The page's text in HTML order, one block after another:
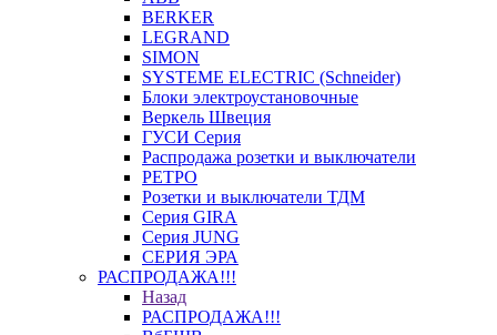
BERKER
LEGRAND
SIMON
SYSTEME ELECTRIC (Schneider)
Блоки электроустановочные
Веркель Швеция
ГУСИ Серия
Распродажа розетки и выключатели
РЕТРО
Розетки и выключатели ТДМ
Серия GIRA
Серия JUNG
СЕРИЯ ЭРА
РАСПРОДАЖА!!!
Назад
РАСПРОДАЖА!!!